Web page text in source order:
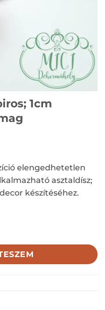
1cm
elengedhetetlen
asztaldísz;
készítéséhez.
12db/csomag